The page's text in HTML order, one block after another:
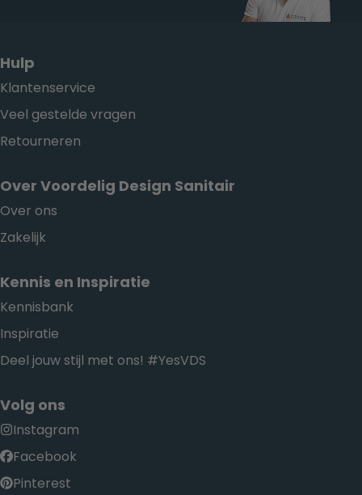
Hulp
Klantenservice
Veel gestelde vragen
Retourneren
Over Voordelig Design Sanitair
Over ons
Zakelijk
Kennis en Inspiratie
Kennisbank
Inspiratie
Deel jouw stijl met ons! #YesVDS
Volg ons
Instagram
Facebook
Pinterest